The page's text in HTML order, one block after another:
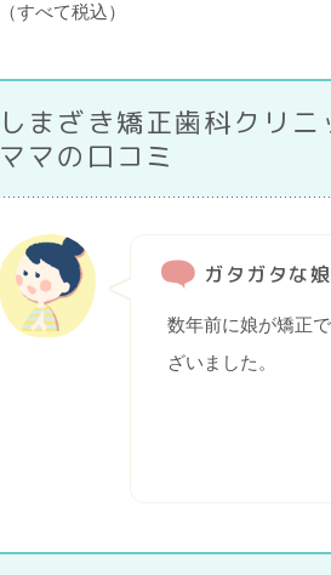
（すべて税込）
しまざき矯正歯科クリ
ママの口コミ
ガタガタな
数年前に娘が矯正
ざいました。